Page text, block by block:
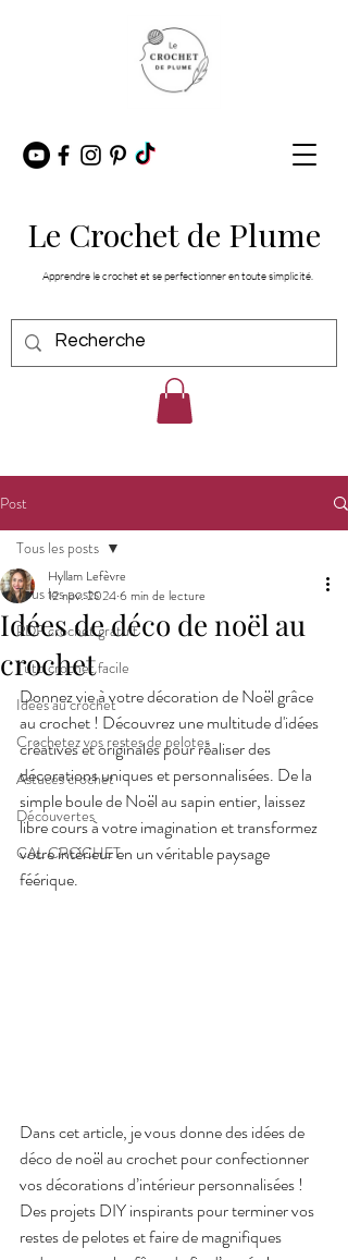
Le Crochet de Plume
Apprendre le crochet et se perfectionner en toute simplicité.
Post
Tous les posts
PDF crochet gratuit
Tuto crochet facile
Idées au crochet
Crochetez vos restes de pelotes
Astuces crochet
Découvertes
CAL CROCHET
Tous les posts
Idées de déco de noël au
crochet
Hyllam Lefèvre
12 nov. 20246 min de lecture
Donnez vie à votre décoration de Noël grâce
au crochet ! Découvrez une multitude d'idées
créatives et originales pour réaliser des
décorations uniques et personnalisées. De la
simple boule de Noël au sapin entier, laissez
libre cours à votre imagination et transformez
votre intérieur en un véritable paysage
féérique.
Dans cet article, je vous donne des idées de
déco de noël au crochet pour confectionner
vos décorations d’intérieur personnalisées !
Des projets DIY inspirants pour terminer vos
restes de pelotes et faire de magnifiques